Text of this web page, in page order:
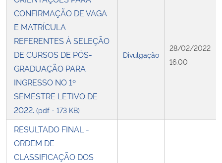
Secretaria-Geral
Gabinete de Segurança Institucional
Advocacia-Geral da União
Banco Central do Brasil
Planalto
CONFIRMAÇÃO DE VAGA
E MATRÍCULA
REFERENTES À SELEÇÃO
DE CURSOS DE PÓS-
GRADUAÇÃO PARA
INGRESSO NO 1º
SEMESTRE LETIVO DE
2022. (pdf - 173 KB)
Divulgação
28/02/2022
16:00
RESULTADO FINAL -
ORDEM DE
CLASSIFICAÇÃO DOS